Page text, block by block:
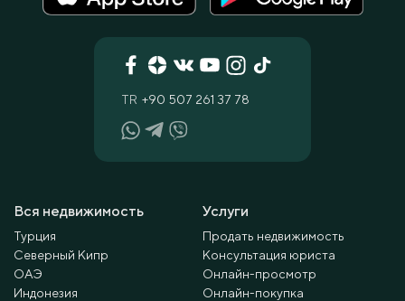
Вся недвижимость
Турция
Северный Кипр
ОАЭ
Индонезия
Услуги
Продать недвижимость
Консультация юриста
Онлайн-просмотр
Онлайн-покупка
TR +90 507 261 37 78